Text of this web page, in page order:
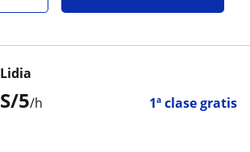
S/5/h 1ª clase gratis
Lidia